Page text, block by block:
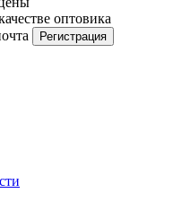
оптовика
Регистрация